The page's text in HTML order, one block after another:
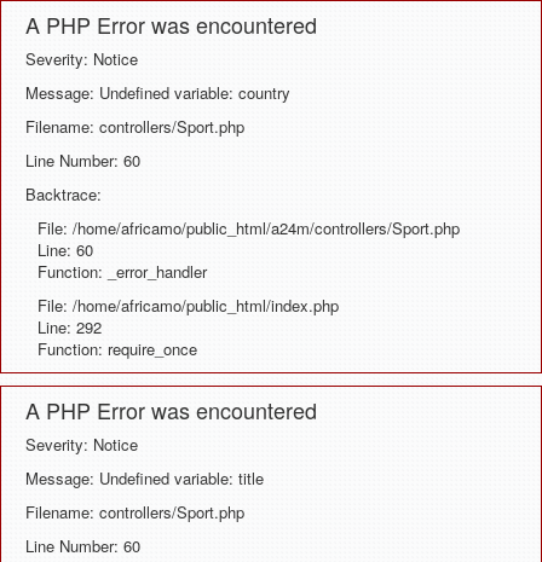
A PHP Error was encountered
Severity: Notice
Message: Undefined variable: country
Filename: controllers/Sport.php
Line Number: 60
Backtrace:
File: /home/africamo/public_html/a24m/controllers/Sport.php
Line: 60
Function: _error_handler
File: /home/africamo/public_html/index.php
Line: 292
Function: require_once
A PHP Error was encountered
Severity: Notice
Message: Undefined variable: title
Filename: controllers/Sport.php
Line Number: 60